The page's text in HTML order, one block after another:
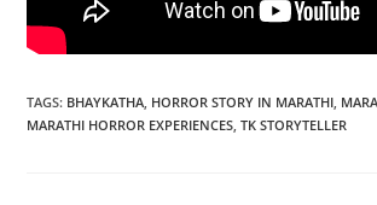
TAGS: BHAYKATHA HORROR STORY IN MARATHI
MARATHI HORROR EXPERIENCES TK STORYTELLER